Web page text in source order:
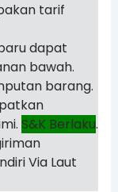
tarif
dapat
bawah.
barang.
S&K Berlaku.
Via Laut